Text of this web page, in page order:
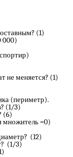
(1)
000)
не меняется? (1)
(периметр).
(1/3)
(6)
множитель =0)
(12)
(1/3)